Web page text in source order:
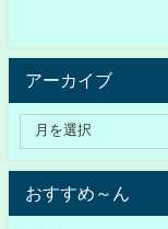
アーカイブ
おすすめ～ん